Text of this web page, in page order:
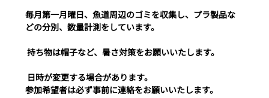
毎月第一月曜日、魚道周辺のゴミを収集し、プラ製品な
どの分別、数量計測をしています。
持ち物は帽子など、暑さ対策をお願いいたします。
日時が変更する場合があります。
参加希望者は必ず事前に連絡をお願いいたします。